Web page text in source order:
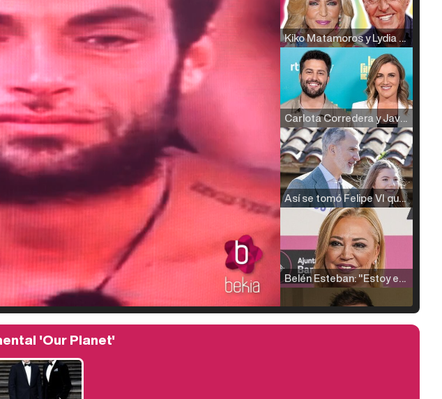
Kiko Matamoros y Lydia Lozano: "Nuestro público es de todas las edades y RTVE tiene un público muy pegado a las novelas, al que tenemos que captar"
Carlota Corredera y Javier de Hoyos: "La tele tiene que representar al público también y aquí están todos los perfiles posibles&quo;
Así se tomó Felipe VI que la Infanta Sofía no quisiera recibir formación militar
Belén Esteban: "Estoy emocionada, muy contenta y muy feliz por llegar a RTVE"
'Our Planet'